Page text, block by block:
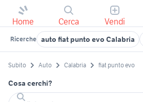
Home Cerca Vendi
Ricerche auto fiat punto evo Calabria
Subito Auto Calabria fiat punto evo
Cosa cerchi?